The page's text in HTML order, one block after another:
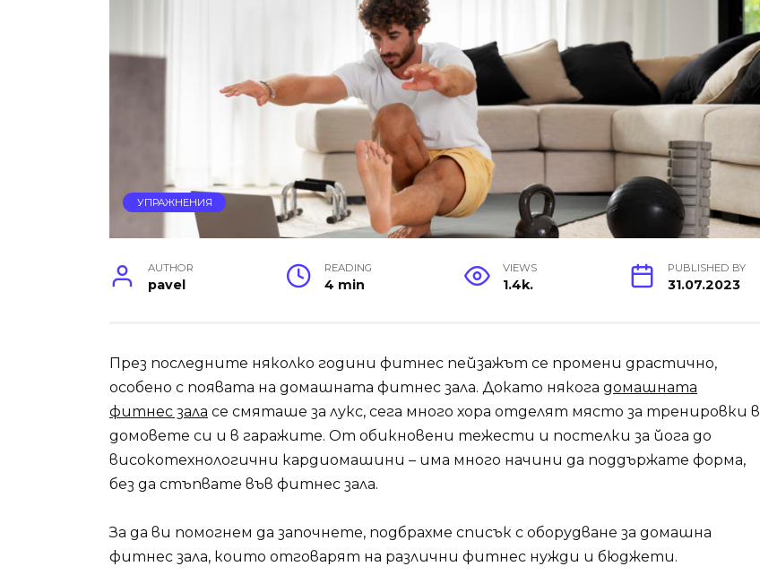
УПРАЖНЕНИЯ
AUTHOR
pavel
READING
4 min
VIEWS
1.4k.
PUBLISHED BY
31.07.2023
През последните няколко години фитнес пейзажът се промени драстично,
особено с появата на домашната фитнес зала. Докато някога домашната
фитнес зала се смяташе за лукс, сега много хора отделят място за тренировки в
домовете си и в гаражите. От обикновени тежести и постелки за йога до
високотехнологични кардиомашини – има много начини да поддържате форма,
без да стъпвате във фитнес зала.
За да ви помогнем да започнете, подбрахме списък с оборудване за домашна
фитнес зала, които отговарят на различни фитнес нужди и бюджети.